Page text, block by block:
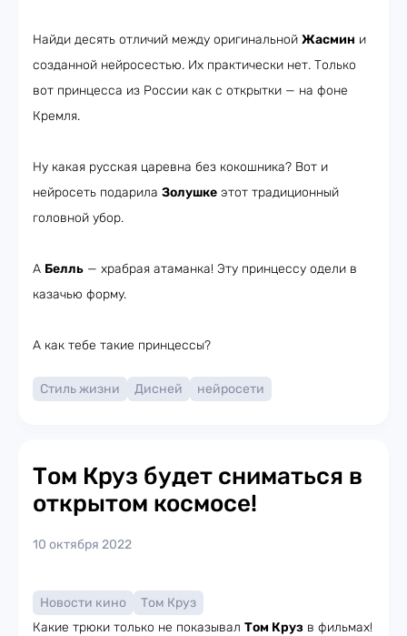
Найди десять отличий между оригинальной Жасмин и
созданной нейросестью. Их практически нет. Только
вот принцесса из России как с открытки — на фоне
Кремля.
Ну какая русская царевна без кокошника? Вот и
нейросеть подарила Золушке этот традиционный
головной убор.
А Белль — храбрая атаманка! Эту принцессу одели в
казачью форму.
А как тебе такие принцессы?
Стиль жизни Дисней нейросети
Том Круз будет сниматься в
открытом космосе!
10 октября 2022
Новости кино
Том Круз
Какие трюки только не показывал Том Круз в фильмах!